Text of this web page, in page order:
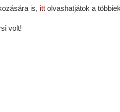
is, itt olvashatjátok a
volt!